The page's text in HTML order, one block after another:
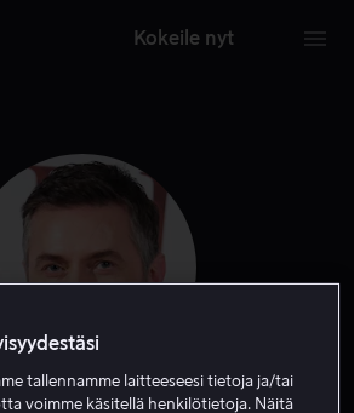
Kokeile nyt
tallennamme laitteeseesi tietoja ja/tai
voimme käsitellä henkilötietoja. Näitä